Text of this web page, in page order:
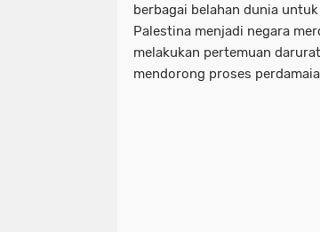
berbagai belahan dunia
Palestina menjadi negara
melakukan pertemuan
mendorong proses